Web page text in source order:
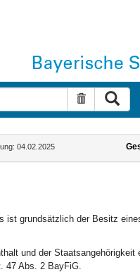
Suche
04.02.2025
ist grundsätzlich der Besitz
und der Staatsangehörigkeit
47 Abs. 2 BayFiG.